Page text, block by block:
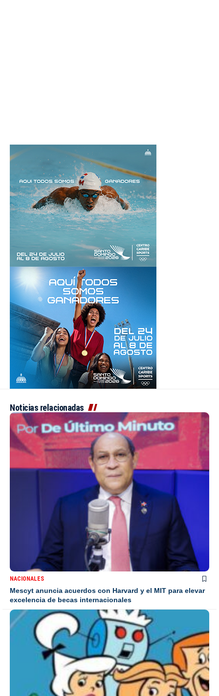
Noticias relacionadas
NACIONALES
Mescyt anuncia acuerdos con Harvard y el MIT para elevar
excelencia de becas internacionales